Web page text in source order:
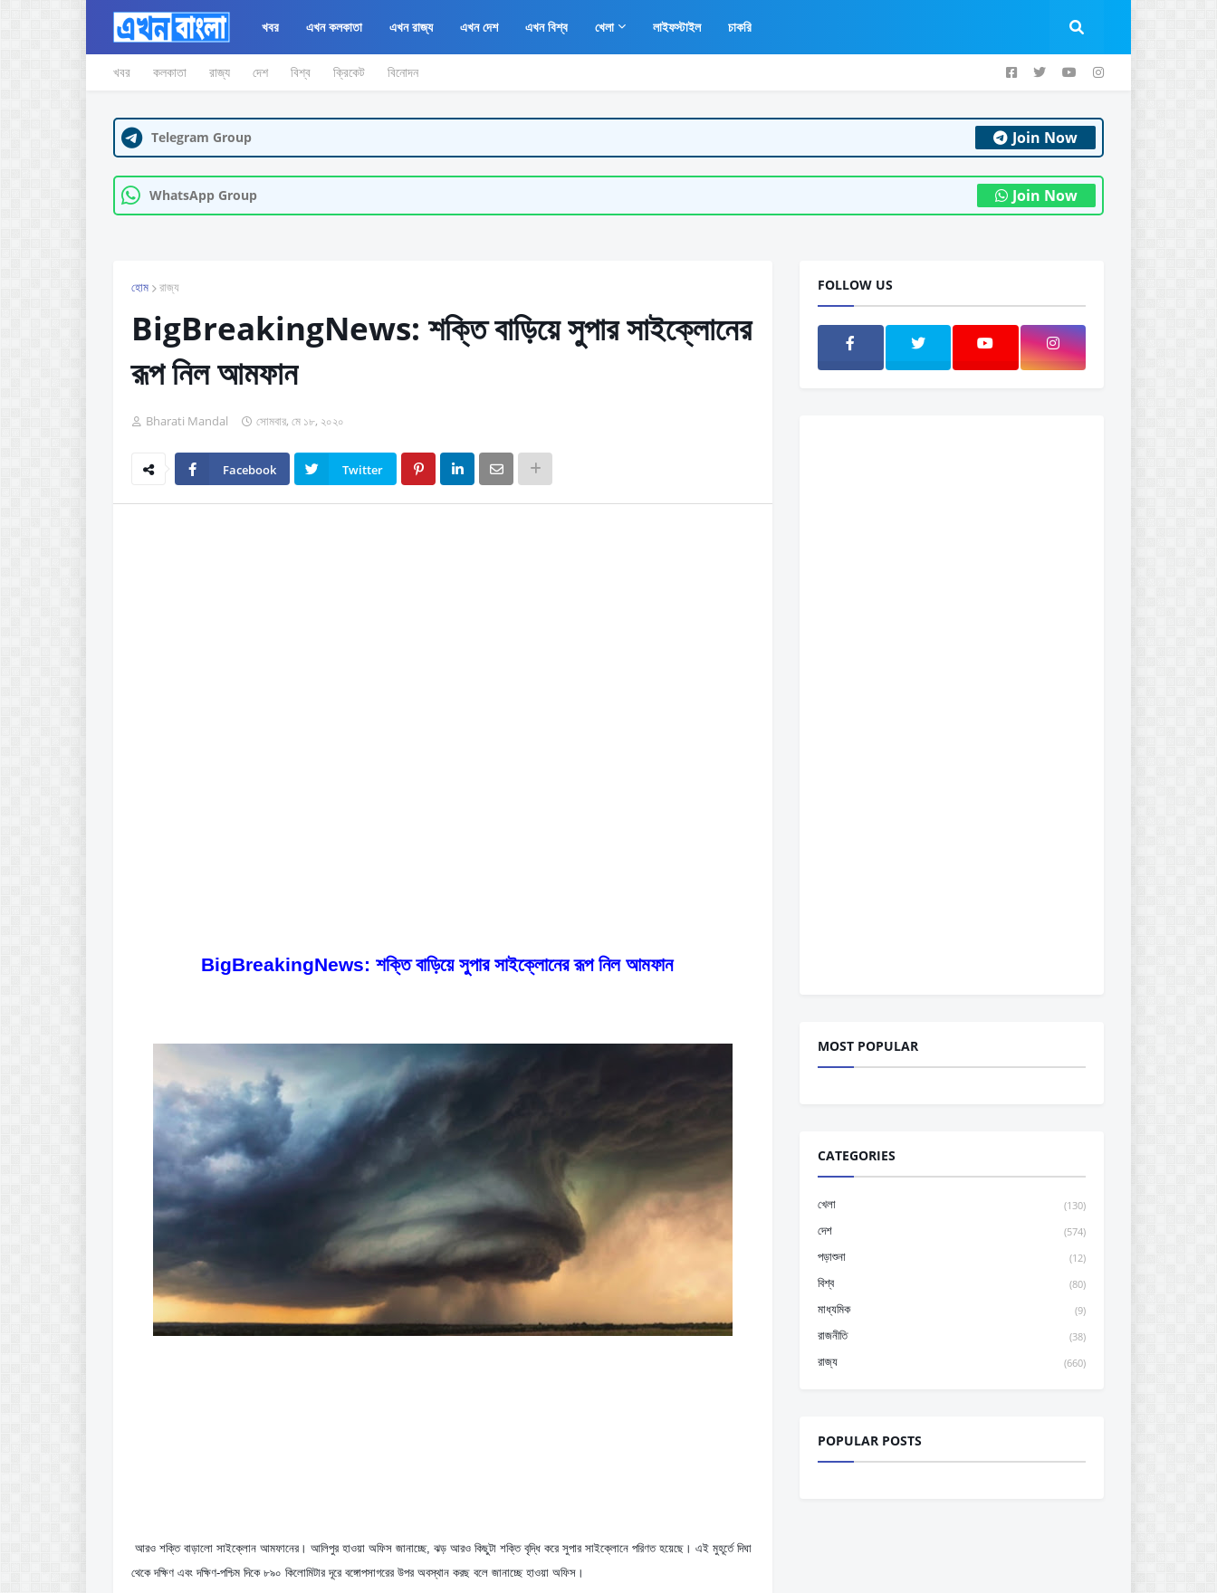
খবর এখন কলকাতা এখন রাজ্য এখন দেশ এখন বিশ্ব খেলা লাইফস্টাইল চাকরি
খবর কলকাতা রাজ্য দেশ বিশ্ব ক্রিকেট বিনোদন
Telegram Group Join Now
WhatsApp Group Join Now
হোম রাজ্য
BigBreakingNews: শক্তি বাড়িয়ে সুপার সাইক্লোনের
রূপ নিল আমফান
Bharati Mandal সোমবার, মে ১৮, ২০২০
Facebook Twitter
BigBreakingNews: শক্তি বাড়িয়ে সুপার সাইক্লোনের রূপ নিল আমফান
থেকে দক্ষিণ এবং দক্ষিণ-পশ্চিম দিকে ৮৯০ কিলোমিটার দূরে বঙ্গোপসাগরের উপর অবস্থান করছ বলে জানাচ্ছে হাওয়া অফিস।
FOLLOW US
MOST POPULAR
CATEGORIES
খেলা (130)
দেশ (574)
পড়াশুনা (12)
বিশ্ব (80)
মাধ্যমিক (9)
রাজনীতি (38)
রাজ্য (660)
POPULAR POSTS